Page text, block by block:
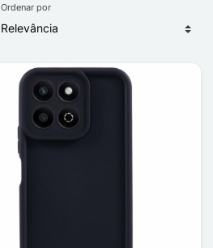
Ordenar por